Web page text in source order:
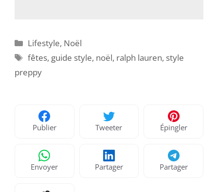
Catégories
Lifestyle, Noël
Étiquettes
fêtes, guide style, noël, ralph lauren, style
preppy
Publier Tweeter Épingler
Envoyer Partager Partager